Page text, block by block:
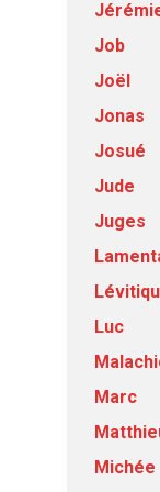
Job
Joël
Jonas
Josué
Jude
Juges
Luc
Marc
Michée